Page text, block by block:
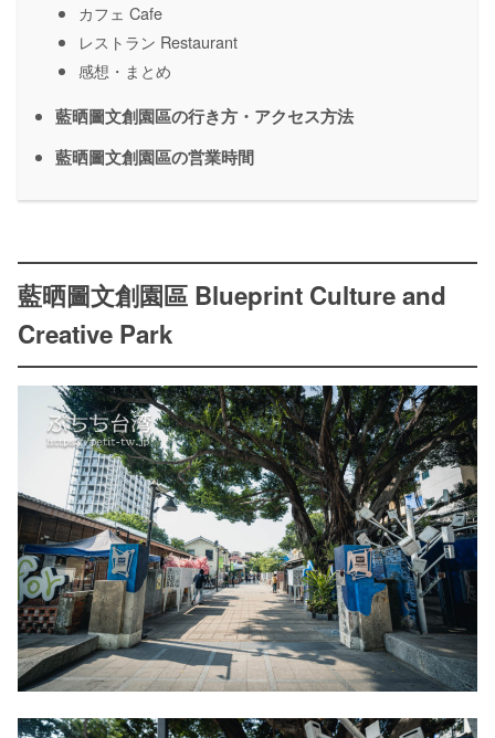
カフェ Cafe
レストラン Restaurant
感想・まとめ
藍晒圖文創園區の行き方・アクセス方法
藍晒圖文創園區の営業時間
藍晒圖文創園區 Blueprint Culture and
Creative Park